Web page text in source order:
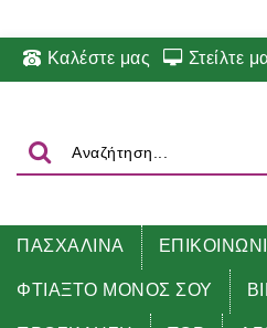
Καλέστε μας Στείλτε
ΠΑΣΧΑΛΙΝΑ
ΦΤΙΑΞΤΟ ΜΟΝΟΣ ΣΟΥ